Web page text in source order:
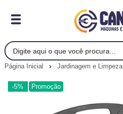
Página Inicial Jardinagem e Limpeza
-5% Promoção